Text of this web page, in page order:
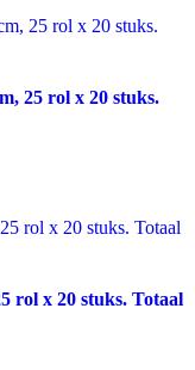
25 rol x 20 stuks.
rol x 20 stuks. Totaal